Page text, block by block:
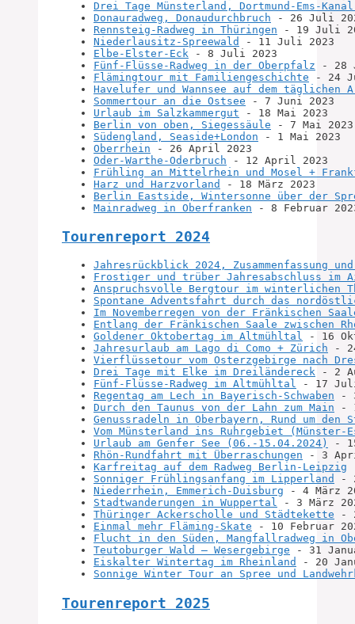
Drei Tage Münsterland, Dortmund-Ems-
Donauradweg, Donaudurchbruch - 26 Juli
Rennsteig-Radweg in Thüringen - 19 Juli
Niederlausitz-Spreewald
- 11 Juli 2023
Elbe-Elster-Eck - 8 Juli 2023
Fünf-Flüsse-Radweg in der Oberpfalz - 28
Flämingtour mit Familiengeschichte - 24
Havelufer und Wannsee auf dem täglichen
Sommertour an die Ostsee - 7 Juni 2023
Urlaub im Salzkammergut - 18 Mai 2023
Berlin von oben, Siegessäule - 7 Mai 2023
Südengland, Seaside+London - 1 Mai 2023
Oberrhein - 26 April 2023
Oder-Warthe-Oderbruch - 12 April 2023
Frühling an Mittelrhein und Mosel +
Harz und Harzvorland
- 18 März 2023
Berlin Eastside, Wintersonne über der
Mainradweg in Oberfranken - 8 Februar
Tourenreport 2024
Jahresrückblick 2024, Zusammenfassung
Frostiger und trüber Jahresabschluss im
Anspruchsvolle Bergtour im winterlichen
Spontane Adventsfahrt durch das
Im Novemberregen von der Fränkischen
Entlang der Fränkischen Saale zwischen
Goldener Oktobertag im Altmühltal - 16
Jahresurlaub am Lago di Como + Zürich -
Vierflüssetour vom Osterzgebirge nach
Drei Tage mit Elke im Dreiländereck - 2
Fünf-Flüsse-Radweg im Altmühltal - 17
Regentag am Lech in Bayerisch-Schwaben -
Durch den Taunus von der Lahn zum Main -
Genussradeln in Oberbayern, Rund um den
Vom Münsterland ins Ruhrgebiet (Münster-
Urlaub am Genfer See (06.-15.04.2024)
-
Rhön-Rundfahrt mit Überraschungen - 3
Karfreitag auf dem Radweg Berlin-Leipzig
Sonniger Frühlingsanfang im Lipperland
-
Niederrhein, Emmerich-Duisburg - 4 März
Stadtwanderungen in Wuppertal - 3 März
Thüringer Ackerscholle und Städtekette -
Einmal mehr Fläming-Skate - 10 Februar
Flucht in den Süden, Mangfallradweg in
Teutoburger Wald – Wesergebirge - 31
Eiskalter Wintertag im Rheinland
- 20
Sonnige Winter Tour an Spree und
Tourenreport 2025